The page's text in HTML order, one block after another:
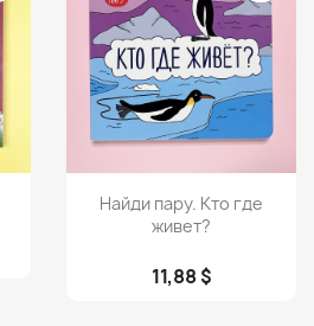
Просмотр
Найди пару. Кто где
живет?
11,88 $